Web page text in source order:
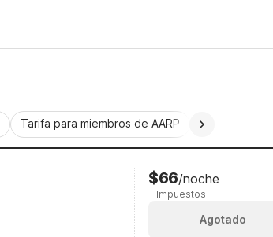
Tarifa para miembros de AARP
$66/noche
+ Impuestos
Agotado